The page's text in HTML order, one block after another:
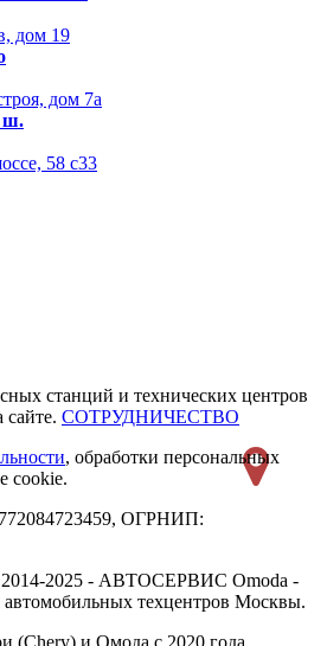
дом 19
дом 7а
ш.
58 с33
станций и технических центров
СОТРУДНИЧЕСТВО
, обработки персональных
cookie.
ОГРНИП:
2025 - АВТОСЕРВИС Omoda -
автомобильных техцентров Москвы.
(Chery) и Омода с 2020 года.